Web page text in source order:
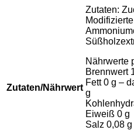
Zutaten/Nährwert
Zutaten:
Nährwerte
Brennwert
Fett 0 g –
g
Eiweiß 0 g
Salz 0,08 g